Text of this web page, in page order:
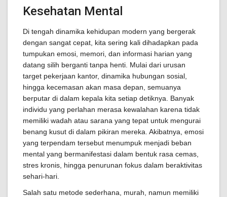
Kesehatan Mental
Di tengah dinamika kehidupan modern yang bergerak
dengan sangat cepat, kita sering kali dihadapkan pada
tumpukan emosi, memori, dan informasi harian yang
datang silih berganti tanpa henti. Mulai dari urusan
target pekerjaan kantor, dinamika hubungan sosial,
hingga kecemasan akan masa depan, semuanya
berputar di dalam kepala kita setiap detiknya. Banyak
individu yang perlahan merasa kewalahan karena tidak
memiliki wadah atau sarana yang tepat untuk mengurai
benang kusut di dalam pikiran mereka. Akibatnya, emosi
yang terpendam tersebut menumpuk menjadi beban
mental yang bermanifestasi dalam bentuk rasa cemas,
stres kronis, hingga penurunan fokus dalam beraktivitas
sehari-hari.
Salah satu metode sederhana, murah, namun memiliki